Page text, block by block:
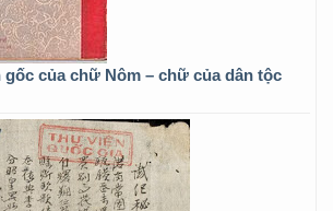
gốc của chữ Nôm – chữ của dân tộc